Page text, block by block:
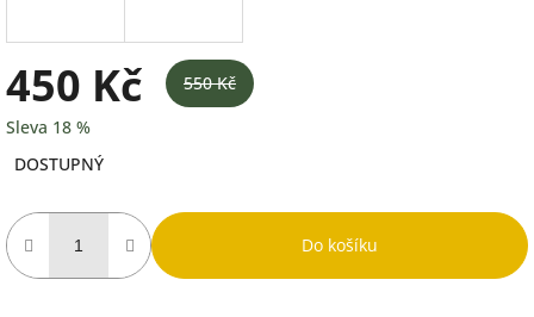
450 Kč
550 Kč
Sleva 18 %
cena:
DOSTUPNÝ
Do košíku